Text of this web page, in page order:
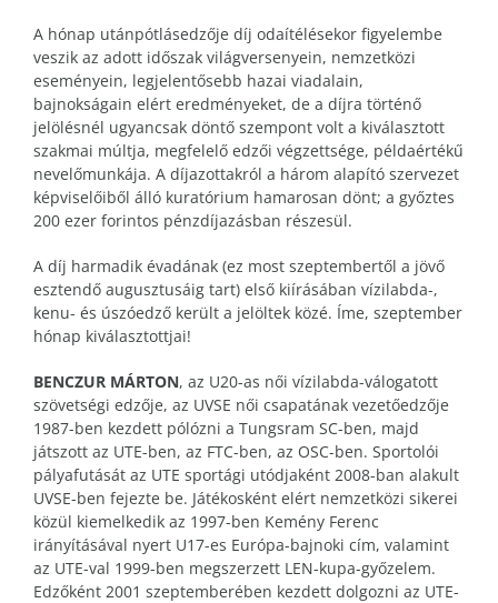
A hónap utánpótlásedzője díj odaítélésekor figyelembe
veszik az adott időszak világversenyein, nemzetközi
eseményein, legjelentősebb hazai viadalain,
bajnokságain elért eredményeket, de a díjra történő
jelölésnél ugyancsak döntő szempont volt a kiválasztott
szakmai múltja, megfelelő edzői végzettsége, példaértékű
nevelőmunkája. A díjazottakról a három alapító szervezet
képviselőiből álló kuratórium hamarosan dönt; a győztes
200 ezer forintos pénzdíjazásban részesül.
A díj harmadik évadának (ez most szeptembertől a jövő
esztendő augusztusáig tart) első kiírásában vízilabda-,
kenu- és úszóedző került a jelöltek közé. Íme, szeptember
hónap kiválasztottjai!
BENCZUR MÁRTON, az U20-as női vízilabda-válogatott
szövetségi edzője, az UVSE női csapatának vezetőedzője
1987-ben kezdett pólózni a Tungsram SC-ben, majd
játszott az UTE-ben, az FTC-ben, az OSC-ben. Sportolói
pályafutását az UTE sportági utódjaként 2008-ban alakult
UVSE-ben fejezte be. Játékosként elért nemzetközi sikerei
közül kiemelkedik az 1997-ben Kemény Ferenc
irányításával nyert U17-es Európa-bajnoki cím, valamint
az UTE-val 1999-ben megszerzett LEN-kupa-győzelem.
Edzőként 2001 szeptemberében kezdett dolgozni az UTE-